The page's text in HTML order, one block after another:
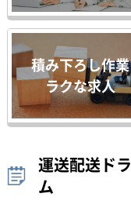
積み下ろし作業
ラクな求人
運送配送ド
ム